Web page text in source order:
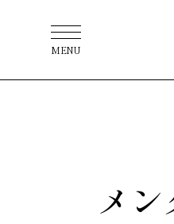
MENU
メ